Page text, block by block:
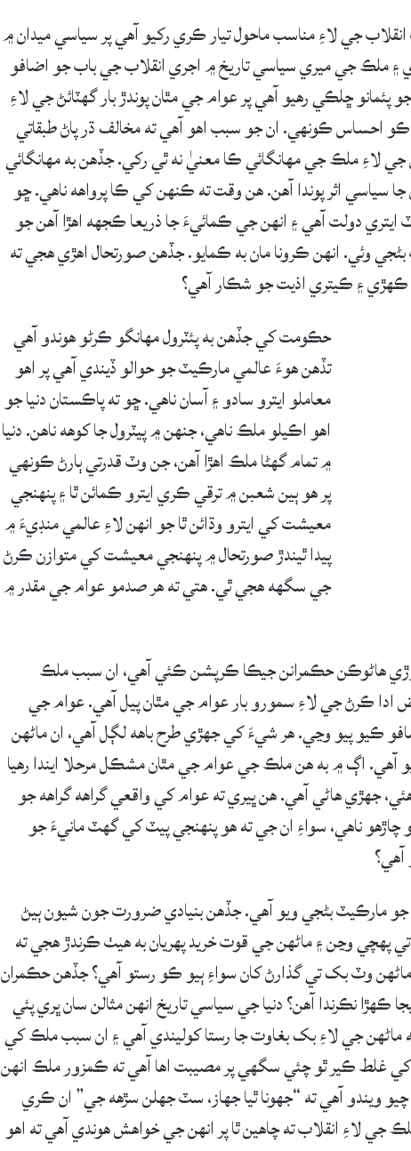
جي لاءِ مناسب ماحول تيار ڪري رکيو آهي پر سياسي ميدان ۾
ملڪ جي ميري سياسي تاريخ ۾ اجري انقلاب جي باب جو اضافو
ڇلڪي رهيو آهي پر عوام جي مٿان پوندڙ بار گهٽائڻ جي لاءِ
احساس ڪونهي. ان جو سبب اهو آهي ته مخالف ڌر پاڻ طبقاتي
لاءِ ملڪ جي مهانگائي ڪا معنيٰ نه ٿي رکي. جڏهن به مهانگائي
سياسي اثر پوندا آهن. هن وقت ته ڪنهن کي ڪا پرواهه ناهي. ڇو
ايتري دولت آهي ۽ انهن جي ڪمائيءَ جا ذريعا ڪجهه اهڙا آهن جو
وئي. انهن ڪرونا مان به ڪمايو. جڏهن صورتحال اهڙي هجي ته
۽ ڪيتري اذيت جو شڪار آهي؟
حڪومت کي جڏهن به پئٽرول مهانگو ڪرڻو هوندو آهي
تڏهن هوءَ عالمي مارڪيٽ جو حوالو ڏيندي آهي پر اهو
معاملو ايترو سادو ۽ آسان ناهي. ڇو ته پاڪستان دنيا جو
اهو اڪيلو ملڪ ناهي، جنهن ۾ پيٽرول جا کوهه ناهن. دنيا
۾ تمام گهڻا ملڪ اهڙا آهن، جن وٽ قدرتي ٻارڻ ڪونهي
پر هو ٻين شعبن ۾ ترقي ڪري ايترو ڪمائن ٿا ۽ پنهنجي
معيشت کي ايترو وڌائن ٿا جو انهن لاءِ عالمي منڊيءَ ۾
پيدا ٿيندڙ صورتحال ۾ پنهنجي معيشت کي متوازن ڪرڻ
جي سگهه هجي ٿي. هتي ته هر صدمو عوام جي مقدر ۾
توڙي هاڻوڪن حڪمرانن جيڪا ڪرپشن ڪئي آهي، ان سبب ملڪ
ڪرڻ جي لاءِ سمورو بار عوام جي مٿان پيل آهي. عوام جي
ڪيو پيو وڃي. هر شيءَ کي جهڙي طرح باهه لڳل آهي، ان ماڻهن
اڳ ۾ به هن ملڪ جي عوام جي مٿان مشڪل مرحلا ايندا رهيا
جهڙي هاڻي آهي. هن ڀيري ته عوام کي واقعي گراهه گراهه جو
ناهي، سواءِ ان جي ته هو پنهنجي پيٽ کي گهٽ مانيءَ جو
مارڪيٽ بڻجي ويو آهي. جڏهن بنيادي ضرورت جون شيون ٻيڻ
پهچي وڃن ۽ ماڻهن جي قوت خريد پهريان به هيٺ ڪرندڙ هجي ته
وٽ بک تي گذارڻ کان سواءِ ٻيو ڪو رستو آهي؟ جڏهن حڪمران
نڪرندا آهن؟ دنيا جي سياسي تاريخ انهن مثالن سان ڀري پئي
ماڻهن جي لاءِ بک بغاوت جا رستا کوليندي آهي ۽ ان سبب ملڪ کي
کي غلط ڪير ٿو چئي سگهي پر مصيبت اها آهي ته ڪمزور ملڪ انهن
چيو ويندو آهي ته “جهونا ٿيا جهاز، سٽ جهلن سڙهه جي” ان ڪري
جي لاءِ انقلاب ته چاهين ٿا پر انهن جي خواهش هوندي آهي ته اهو